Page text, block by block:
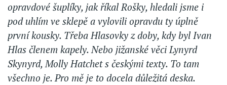
opravdové šuplíky, jak říkal Rošky, hledali jsme i
pod uhlím ve sklepě a vylovili opravdu ty úplně
první kousky. Třeba Hlasovky z doby, kdy byl Ivan
Hlas členem kapely. Nebo jižanské věci Lynyrd
Skynyrd, Molly Hatchet s českými texty. To tam
všechno je. Pro mě je to docela důležitá deska.